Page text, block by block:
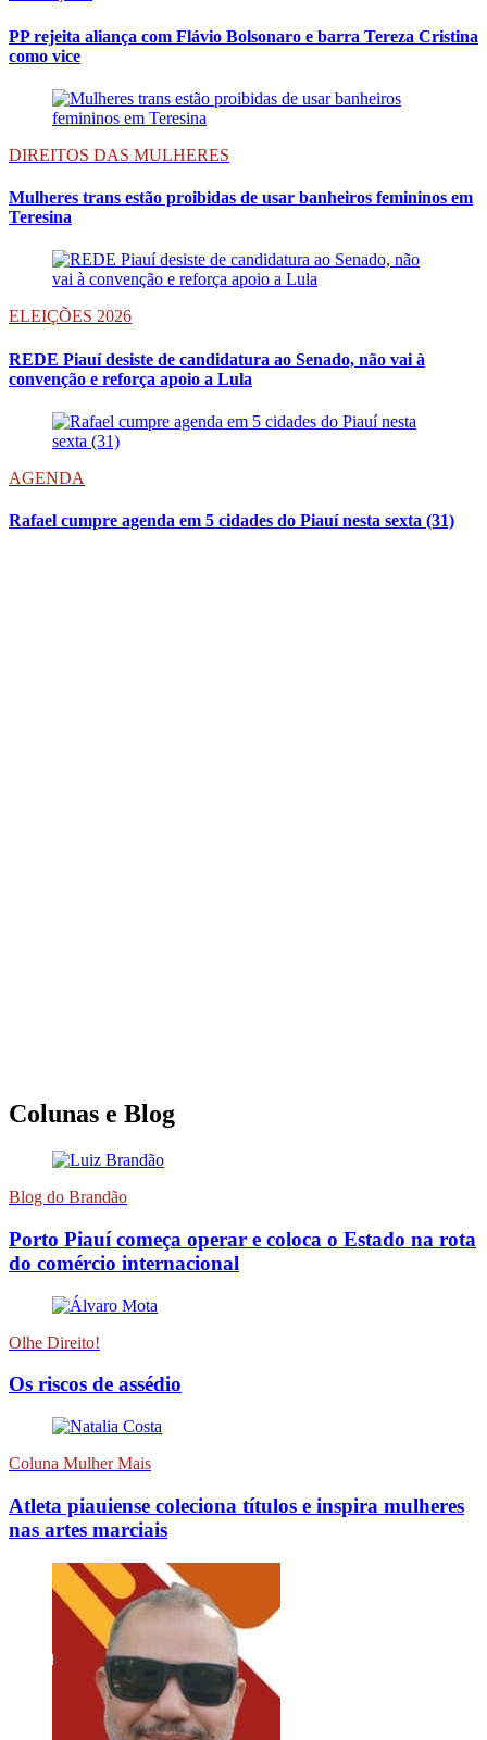
PP rejeita aliança com Flávio Bolsonaro e barra Tereza Cristina
como vice
DIREITOS DAS MULHERES
Mulheres trans estão proibidas de usar banheiros femininos em
Teresina
ELEIÇÕES 2026
REDE Piauí desiste de candidatura ao Senado, não vai à
convenção e reforça apoio a Lula
AGENDA
Rafael cumpre agenda em 5 cidades do Piauí nesta sexta (31)
Colunas e Blog
Blog do Brandão
Porto Piauí começa operar e coloca o Estado na rota
do comércio internacional
Olhe Direito!
Os riscos de assédio
Coluna Mulher Mais
Atleta piauiense coleciona títulos e inspira mulheres
nas artes marciais